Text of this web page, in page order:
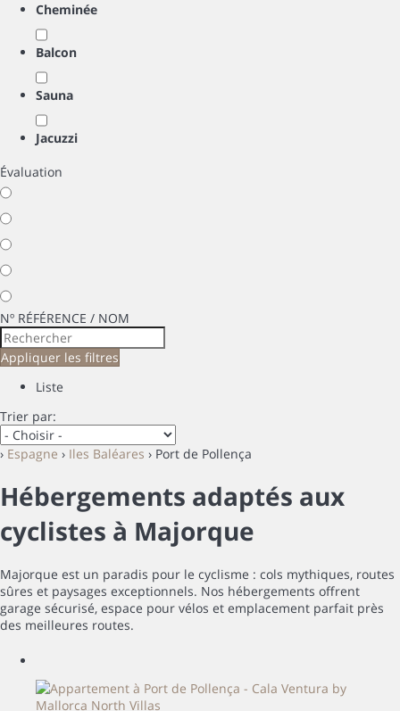
Cheminée
Balcon
Sauna
Jacuzzi
Évaluation
Nº RÉFÉRENCE / NOM
Appliquer les filtres
Liste
Trier par:
› Espagne › Iles Baléares › Port de Pollença
Hébergements adaptés aux
cyclistes à Majorque
Majorque est un paradis pour le cyclisme : cols mythiques, routes
sûres et paysages exceptionnels. Nos hébergements offrent
garage sécurisé, espace pour vélos et emplacement parfait près
des meilleures routes.